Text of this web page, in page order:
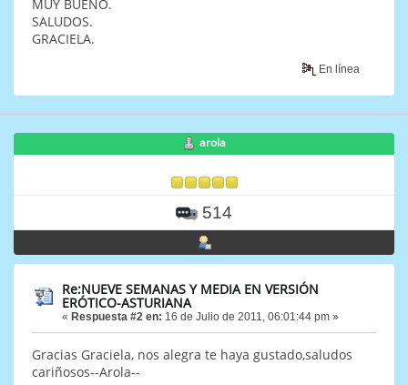
MUY BUENO.
SALUDOS.
GRACIELA.
En línea
arola
514
Re:NUEVE SEMANAS Y MEDIA EN VERSIÓN
ERÓTICO-ASTURIANA
« Respuesta #2 en: 16 de Julio de 2011, 06:01:44 pm »
Gracias Graciela, nos alegra te haya gustado,saludos
cariñosos--Arola--